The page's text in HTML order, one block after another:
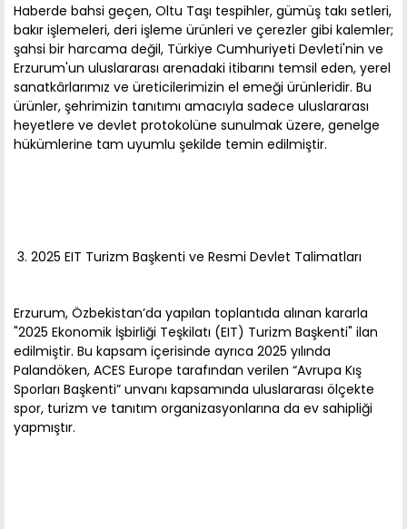
Haberde bahsi geçen, Oltu Taşı tespihler, gümüş takı setleri,
bakır işlemeleri, deri işleme ürünleri ve çerezler gibi kalemler;
şahsi bir harcama değil, Türkiye Cumhuriyeti Devleti'nin ve
Erzurum'un uluslararası arenadaki itibarını temsil eden, yerel
sanatkârlarımız ve üreticilerimizin el emeği ürünleridir. Bu
ürünler, şehrimizin tanıtımı amacıyla sadece uluslararası
heyetlere ve devlet protokolüne sunulmak üzere, genelge
hükümlerine tam uyumlu şekilde temin edilmiştir.
3. 2025 EIT Turizm Başkenti ve Resmi Devlet Talimatları
Erzurum, Özbekistan’da yapılan toplantıda alınan kararla
"2025 Ekonomik İşbirliği Teşkilatı (EIT) Turizm Başkenti" ilan
edilmiştir. Bu kapsam içerisinde ayrıca 2025 yılında
Palandöken, ACES Europe tarafından verilen “Avrupa Kış
Sporları Başkenti” unvanı kapsamında uluslararası ölçekte
spor, turizm ve tanıtım organizasyonlarına da ev sahipliği
yapmıştır.